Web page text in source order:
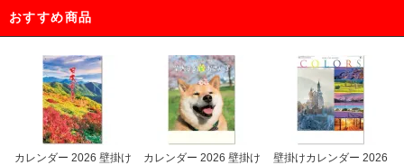
おすすめ商品
カレンダー 2026 壁掛け
カレンダー 2026 壁掛け
壁掛けカレンダー 2026